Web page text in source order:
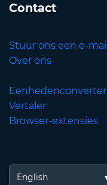
Contact
Stuur ons een e-mail
Over ons
Eenhedenconverter
Vertaler
Browser-extensies
English